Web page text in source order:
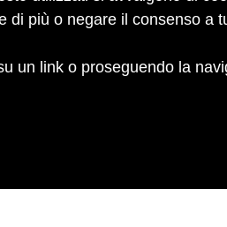
di più o negare il consenso a
un link o proseguendo la